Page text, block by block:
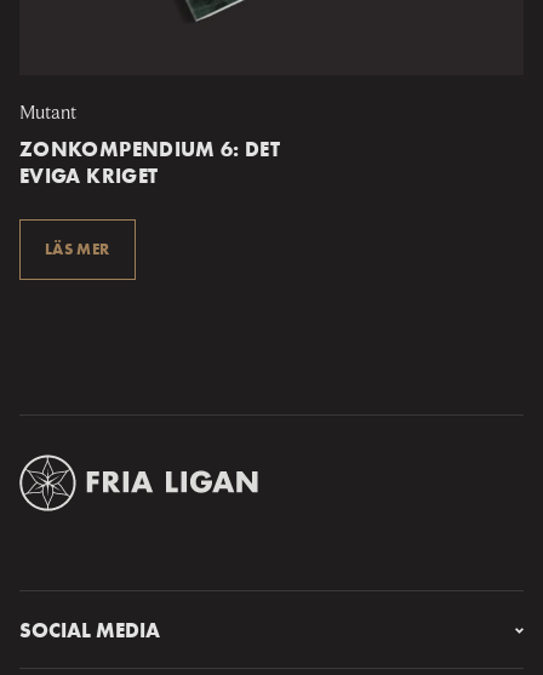
Mutant
ZONKOMPENDIUM 6: DET
EVIGA KRIGET
LÄS MER
SOCIAL MEDIA